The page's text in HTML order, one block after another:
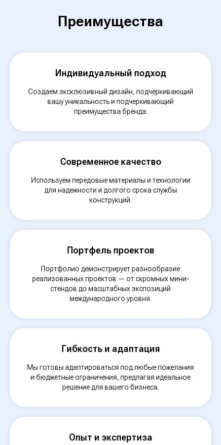
Преимущества
Индивидуальный подход
Создаем эксклюзивный дизайн, подчеркивающий
вашу уникальность и подчеркивающий
преимущества бренда.
Современное качество
Используем передовые материалы и технологии
для надежности и долгого срока службы
конструкций.
Портфель проектов
Портфолио демонстрирует разнообразие
реализованных проектов — от скромных мини-
стендов до масштабных экспозиций
международного уровня.
Гибкость и адаптация
Мы готовы адаптироваться под любые пожелания
и бюджетные ограничения, предлагая идеальное
решение для вашего бизнеса.
Опыт и экспертиза
Оставьте заявку
для консультации
именно вам? Оставьте заявку,
и наши эксперты свяжутся